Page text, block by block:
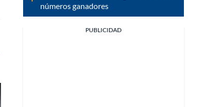
números ganadores
PUBLICIDAD